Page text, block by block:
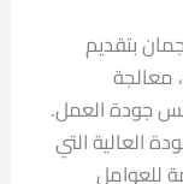
بتقديم
معالجة
جودة العمل.
العالية التي
للعوامل